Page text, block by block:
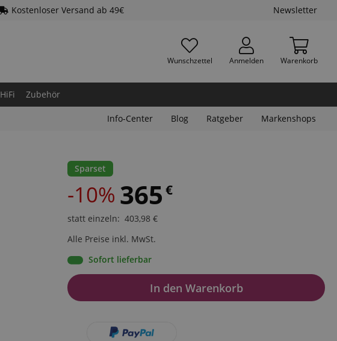
Kostenloser Versand ab 49€ Newsletter
Wunschzettel Anmelden Warenkorb
HiFi Zubehör
Info-Center Blog Ratgeber Markenshops
Sparset
-10% 365 €
statt einzeln: 403,98 €
Alle Preise inkl. MwSt.
Sofort lieferbar
In den Warenkorb